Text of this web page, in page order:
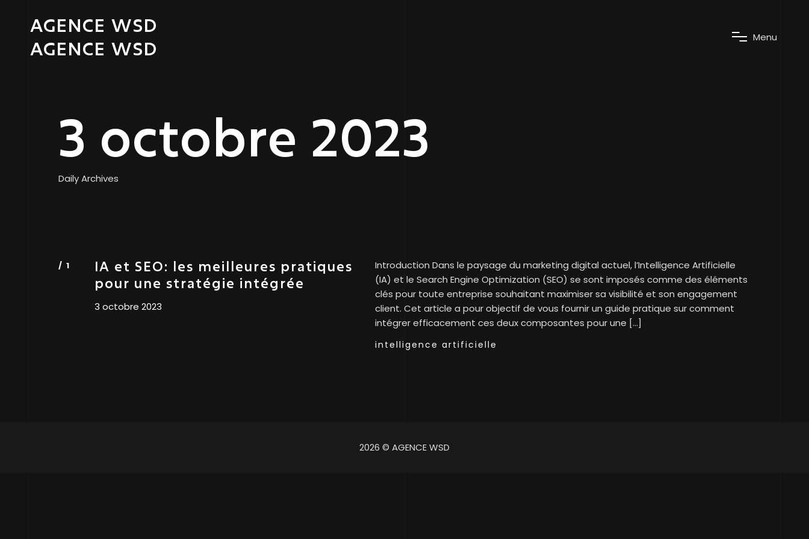
AGENCE WSD
AGENCE WSD
Menu
3 octobre 2023
Daily Archives
IA et SEO: les meilleures pratiques
pour une stratégie intégrée
3 octobre 2023
Introduction Dans le paysage du marketing digital actuel, l’Intelligence Artificielle
(IA) et le Search Engine Optimization (SEO) se sont imposés comme des éléments
clés pour toute entreprise souhaitant maximiser sa visibilité et son engagement
client. Cet article a pour objectif de vous fournir un guide pratique sur comment
intégrer efficacement ces deux composantes pour une […]
intelligence artificielle
2026 © AGENCE WSD